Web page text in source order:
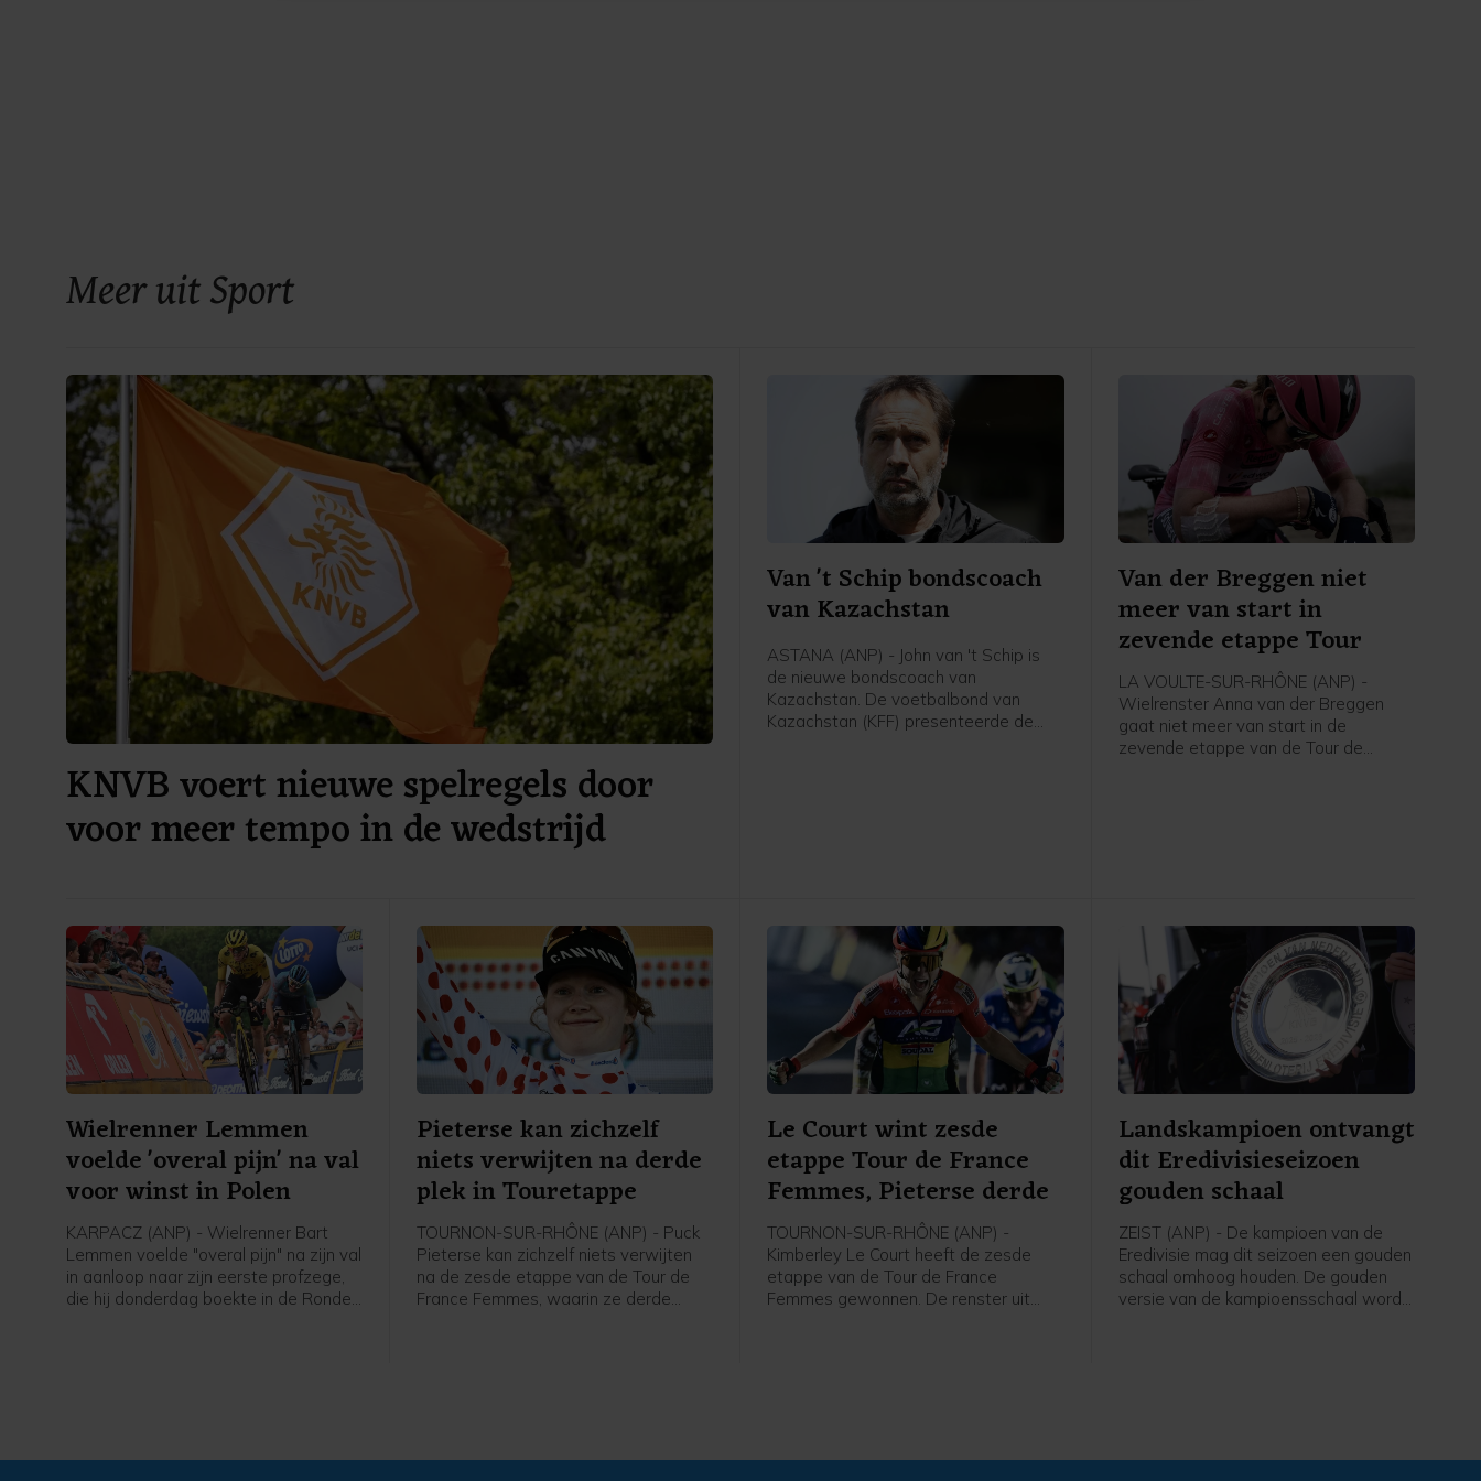
Meer uit Sport
KNVB voert nieuwe spelregels door
voor meer tempo in de wedstrijd
Van 't Schip bondscoach
van Kazachstan
ASTANA (ANP) - John van 't Schip is
de nieuwe bondscoach van
Kazachstan. De voetbalbond van
Kazachstan (KFF) presenteerde de
Van der Breggen niet
meer van start in
zevende etappe Tour
LA VOULTE-SUR-RHÔNE (ANP) -
Wielrenster Anna van der Breggen
gaat niet meer van start in de
zevende etappe van de Tour de
Wielrenner Lemmen
voelde 'overal pijn' na val
voor winst in Polen
KARPACZ (ANP) - Wielrenner Bart
Lemmen voelde "overal pijn" na zijn val
in aanloop naar zijn eerste profzege,
die hij donderdag boekte in de Ronde
Pieterse kan zichzelf
niets verwijten na derde
plek in Touretappe
TOURNON-SUR-RHÔNE (ANP) - Puck
Pieterse kan zichzelf niets verwijten
na de zesde etappe van de Tour de
France Femmes, waarin ze derde
Le Court wint zesde
etappe Tour de France
Femmes, Pieterse derde
TOURNON-SUR-RHÔNE (ANP) -
Kimberley Le Court heeft de zesde
etappe van de Tour de France
Femmes gewonnen. De renster uit
Landskampioen ontvangt
dit Eredivisieseizoen
gouden schaal
ZEIST (ANP) - De kampioen van de
Eredivisie mag dit seizoen een gouden
schaal omhoog houden. De gouden
versie van de kampioensschaal wordt